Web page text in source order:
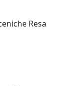
Resa